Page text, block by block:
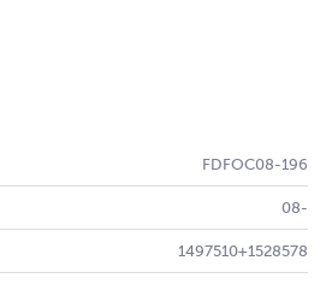
FDFOC08-196
08-
1497510+1528578